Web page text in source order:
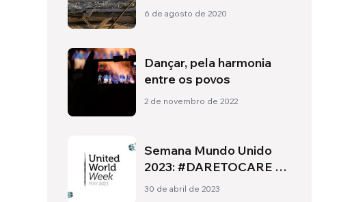
6 de agosto de 2020
Dançar, pela harmonia
entre os povos
2 de novembro de 2022
Semana Mundo Unido
2023: #DARETOCARE –
Ousar cuidar das
30 de abril de 2023